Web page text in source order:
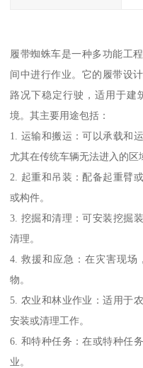
履带蜘蛛车是一种多功能工
间中进行作业。它的履带设
路况下稳定行驶，适用于建
境。其主要用途包括：
1. 运输和搬运：可以承载和
尤其在传统车辆无法进入的区
2. 起重和吊装：配备起重臂
或构件。
3. 挖掘和清理：可安装挖掘
清理。
4. 救援和应急：在灾害现场
物。
5. 农业和林业作业：适用于
安装或清理工作。
6. 和特种任务：在或特种任
业。